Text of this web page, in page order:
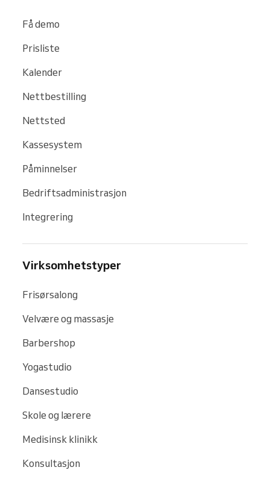
Få demo
Prisliste
Kalender
Nettbestilling
Nettsted
Kassesystem
Påminnelser
Bedriftsadministrasjon
Integrering
Virksomhetstyper
Frisørsalong
Velvære og massasje
Barbershop
Yogastudio
Dansestudio
Skole og lærere
Medisinsk klinikk
Konsultasjon